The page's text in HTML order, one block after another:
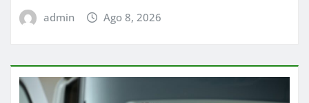
admin Ago 8, 2026